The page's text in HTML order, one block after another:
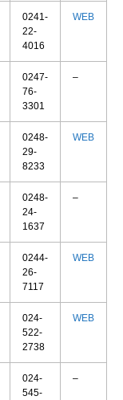
0241-
22-
4016
WEB
0247-
76-
3301
–
0248-
29-
8233
WEB
0248-
24-
1637
–
0244-
26-
7117
WEB
024-
522-
2738
WEB
024-
545-
–